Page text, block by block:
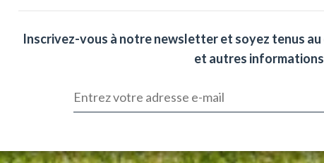
Inscrivez-vous à notre newsletter et soyez tenus
et autres